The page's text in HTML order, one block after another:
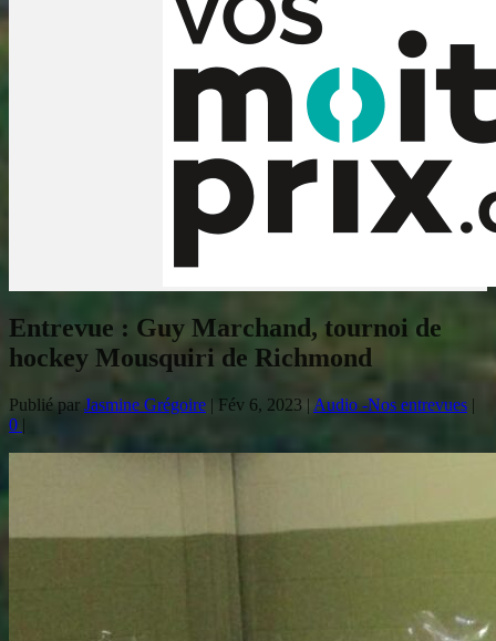
Entrevue : Guy Marchand, tournoi de
hockey Mousquiri de Richmond
Publié par Jasmine Grégoire | Fév 6, 2023 | Audio -Nos entrevues |
0 |